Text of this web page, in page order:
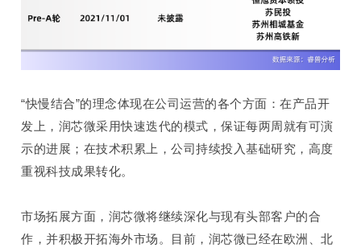
“快慢结合”的理念体现在公司运营的各个方面：在产品开
发 上 ，润芯微采用快速迭代的模式，保证每两周就有可演
示的进展；在技术积累 上 ，公司持续投入基础研究，高度
重视科技成果转化。
市场拓展方面，润芯微将继续深化与现有头部客户的合
作，并积极开拓海外市场。目前，润芯微已经在欧洲、北